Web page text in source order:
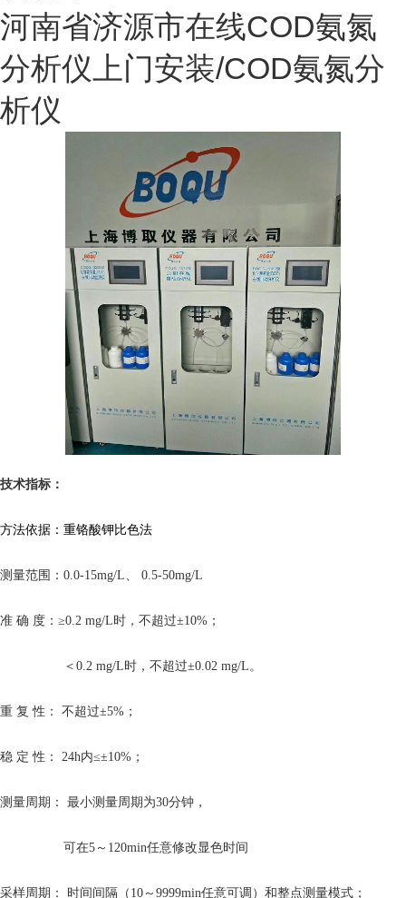
河南省济源市在线COD氨氮
分析仪上门安装/COD氨氮分
析仪
技术指标：
方法依据：重铬酸钾比色法
测量范围： 0.0-15mg/L、 0.5-50mg/L
准 确 度： ≥0.2 mg/L时，不超过±10%；
＜ 0.2 mg/L时，不超过±0.02 mg/L。
重 复 性： 不超过±5% ；
稳 定 性： 24h内≤±10% ；
测量周期： 最小测量周期为30分钟，
可在5～120min任意修改显色时间
采样周期： 时间间隔（ 10～9999min任意可调）和整点测量模式 ；